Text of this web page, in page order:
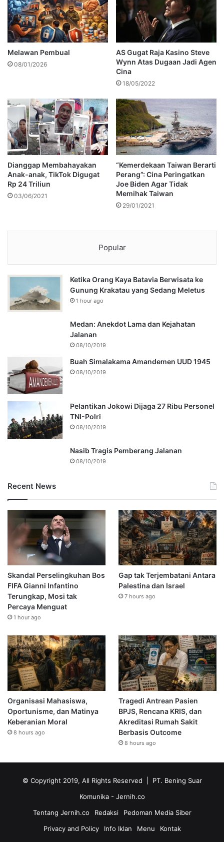
Melawan Pembual
08/01/2026
AS Gugat Raja Kasino Steve
Wynn Atas Dugaan Jadi Agen
Cina
18/05/2022
Dianggap Membahayakan
Anak-anak, TikTok Digugat
Rp 24 Triliun
03/06/2021
“Kemerdekaan Taiwan Berarti
Perang”: Cina Peringatkan
Joe Biden Agar Tidak
Memihak Taiwan
29/01/2021
Popular
Ketika Orang Kaya Batavia Berwisata ke
Gunung Krakatau yang Sedang Meletus
1 hour ago
Medan: Anekdot Lama dan Kejahatan
Jalanan
08/10/2019
Buah Simalakama Amandemen UUD 1945
08/10/2019
Pelantikan Jokowi Dijaga 27 Ribu Personel
TNI-Polri
08/10/2019
Nasib Tragis Pemberang Jalanan
08/10/2019
Recent News
Skandal Perselingkuhan Bos
FIFA Gianni Infantino
Terungkap, Mosi tak
Percaya Menguat
1 hour ago
Gap tak Terjembatani Antara
Palestina dan Israel
7 hours ago
Organisasi Mahasiswa,
Oportunisme, dan Matinya
Keberanian Moral
8 hours ago
Tragedi Antrean Pasien
BPJS, Rencana KRIS, dan
Akreditasi Rumah Sakit
Berbasis Outcome
8 hours ago
© Copyright 2019, All Rights Reserved | PT. Bening Suar
Komunika - Jernih.co
Tentang Jernih.co
Redaksi
Pedoman Media Siber
Privacy and Policy
Info Iklan Menu Kontak